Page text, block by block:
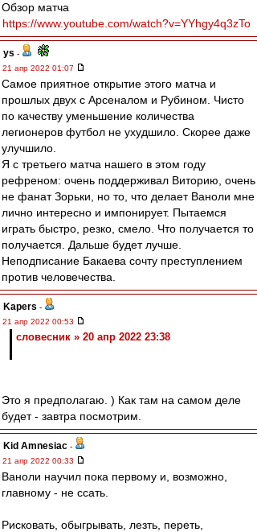
Обзор матча
https://www.youtube.com/watch?v=YYhgy4q3zTo
ys -
21 апр 2022 01:07
Самое приятное открытие этого матча и
прошлых двух с Арсеналом и Рубином. Чисто
по качеству уменьшение количества
легионеров футбол не ухудшило. Скорее даже
улучшило.
Я с третьего матча нашего в этом году
рефреном: очень поддерживал Виторию, очень
не фанат Зорьки, но то, что делает Ваноли мне
лично интересно и импонирует. Пытаемся
играть быстро, резко, смело. Что получается то
получается. Дальше будет лучше.
Неподписание Бакаева сочту преступлением
против человечества.
Kapers -
21 апр 2022 00:53
словесник » 20 апр 2022 23:38
Это я предполагаю. ) Как там на самом деле
будет - завтра посмотрим.
Kid Amnesiac -
21 апр 2022 00:33
Ваноли научил пока первому и, возможно,
главному - не ссать.
Рисковать, обыгрывать, лезть, переть,